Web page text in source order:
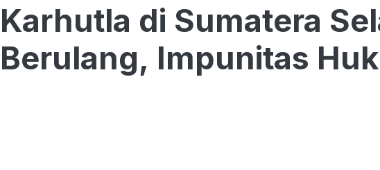
Karhutla di Sumatera
Berulang, Impunitas